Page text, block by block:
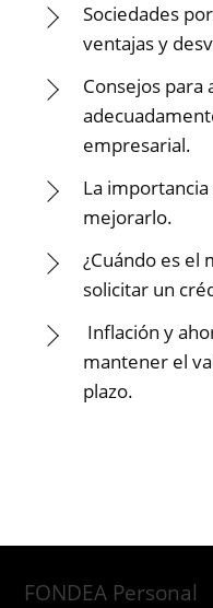
Sociedades
ventajas y
Consejos
empresarial.
La
mejorarlo.
¿Cuándo es el
solicitar un
Inflación y
mantener el
plazo.
FONDEA Personal